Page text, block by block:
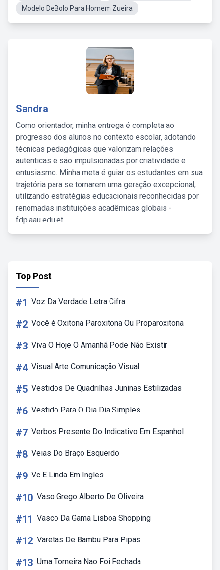
Modelo DeBolo Para Homem Zueira
Sandra
Como orientador, minha entrega é completa ao
progresso dos alunos no contexto escolar, adotando
técnicas pedagógicas que valorizam relações
autênticas e são impulsionadas por criatividade e
entusiasmo. Minha meta é guiar os estudantes em sua
trajetória para se tornarem uma geração excepcional,
utilizando estratégias educacionais reconhecidas por
renomadas instituições acadêmicas globais -
fdp.aau.edu.et.
Top Post
#1 Voz Da Verdade Letra Cifra
#2 Você é Oxitona Paroxitona Ou Proparoxitona
#3 Viva O Hoje O Amanhã Pode Não Existir
#4 Visual Arte Comunicação Visual
#5 Vestidos De Quadrilhas Juninas Estilizadas
#6 Vestido Para O Dia Dia Simples
#7 Verbos Presente Do Indicativo Em Espanhol
#8 Veias Do Braço Esquerdo
#9 Vc E Linda Em Ingles
#10 Vaso Grego Alberto De Oliveira
#11 Vasco Da Gama Lisboa Shopping
#12 Varetas De Bambu Para Pipas
#13 Uma Torneira Nao Foi Fechada